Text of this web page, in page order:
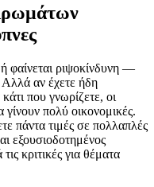
φαίνεται ριψοκίνδυνη —
Αλλά αν έχετε ήδη
που γνωρίζετε, οι
πολύ οικονομικές.
πάντα τιμές σε πολλαπλές
εξουσιοδοτημένος
κριτικές για θέματα